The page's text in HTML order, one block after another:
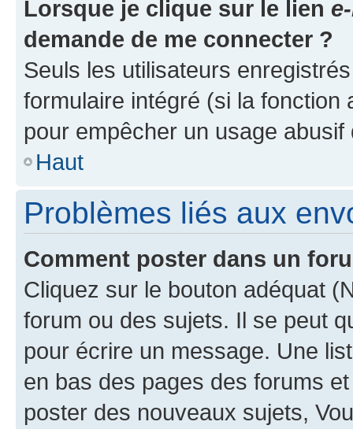
Lorsque je clique sur le lien
demande de me connecter ?
Seuls les utilisateurs
formulaire intégré (si la fonction
pour empêcher un usage
Haut
Problèmes liés aux
Comment poster dans un
Cliquez sur le bouton adéquat
forum ou des sujets. Il se peut
pour écrire un message. Une
en bas des pages des forums
poster des nouveaux sujets,